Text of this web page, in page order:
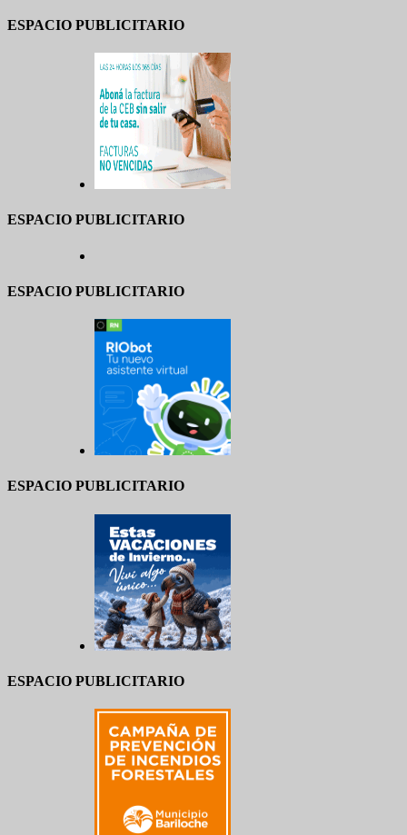
ESPACIO PUBLICITARIO
ESPACIO PUBLICITARIO
ESPACIO PUBLICITARIO
ESPACIO PUBLICITARIO
ESPACIO PUBLICITARIO